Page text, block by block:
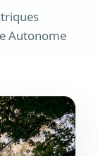
Autonome